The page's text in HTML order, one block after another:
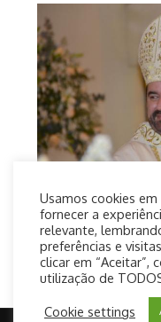
Fiéis e clérigos da
20 de setembro de 2024
Usamos cookies
fornecer a
relevante,
preferências e
clicar em “Aceitar”,
utilização de
Cookie settings